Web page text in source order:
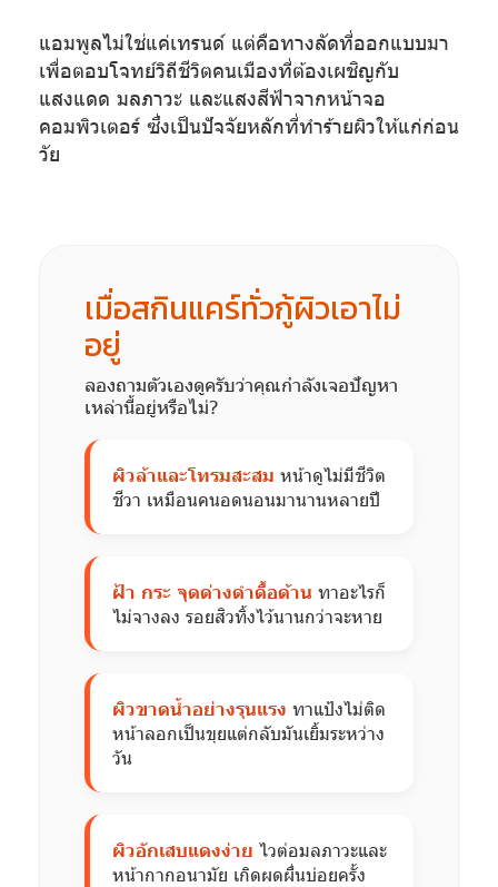
แอมพูลไม่ใช่แค่เทรนด์ แต่คือทางลัดที่ออกแบบมา
เพื่อตอบโจทย์วิถีชีวิตคนเมืองที่ต้องเผชิญกับ
แสงแดด มลภาวะ และแสงสีฟ้าจากหน้าจอ
คอมพิวเตอร์ ซึ่งเป็นปัจจัยหลักที่ทำร้ายผิวให้แก่ก่อน
วัย
เมื่อสกินแคร์ทั่วกู้ผิวเอาไม่
อยู่
ลองถามตัวเองดูครับว่าคุณกำลังเจอปัญหา
เหล่านี้อยู่หรือไม่?
ผิวล้าและโทรมสะสม หน้าดูไม่มีชีวิต
ชีวา เหมือนคนอดนอนมานานหลายปี
ฝ้า กระ จุดด่างดำดื้อด้าน ทาอะไรก็
ไม่จางลง รอยสิวทิ้งไว้นานกว่าจะหาย
ผิวขาดน้ำอย่างรุนแรง ทาแป้งไม่ติด
หน้าลอกเป็นขุยแต่กลับมันเยิ้มระหว่าง
วัน
ผิวอักเสบแดงง่าย ไวต่อมลภาวะและ
หน้ากากอนามัย เกิดผดผื่นบ่อยครั้ง